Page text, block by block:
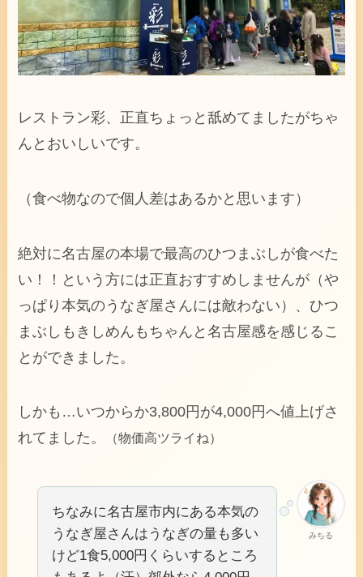
レストラン彩、正直ちょっと舐めてましたがちゃ
んとおいしいです。
（食べ物なので個人差はあるかと思います）
絶対に名古屋の本場で最高のひつまぶしが食べた
い！！という方には正直おすすめしませんが（や
っぱり本気のうなぎ屋さんには敵わない）、ひつ
まぶしもきしめんもちゃんと名古屋感を感じるこ
とができました。
しかも…いつからか3,800円が4,000円へ値上げさ
れてました。
（物価高ツライね）
みちる
ちなみに名古屋市内にある本気の
うなぎ屋さんはうなぎの量も多い
けど1食5,000円くらいするところ